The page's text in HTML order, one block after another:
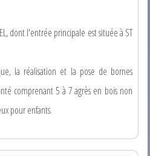
dont l'entrée principale est située à ST
la réalisation et la pose de bornes
comprenant 5 à 7 agrès en bois non
pour enfants.